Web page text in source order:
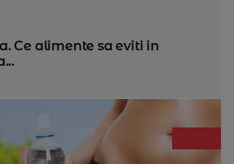
Ce alimente sa eviti in